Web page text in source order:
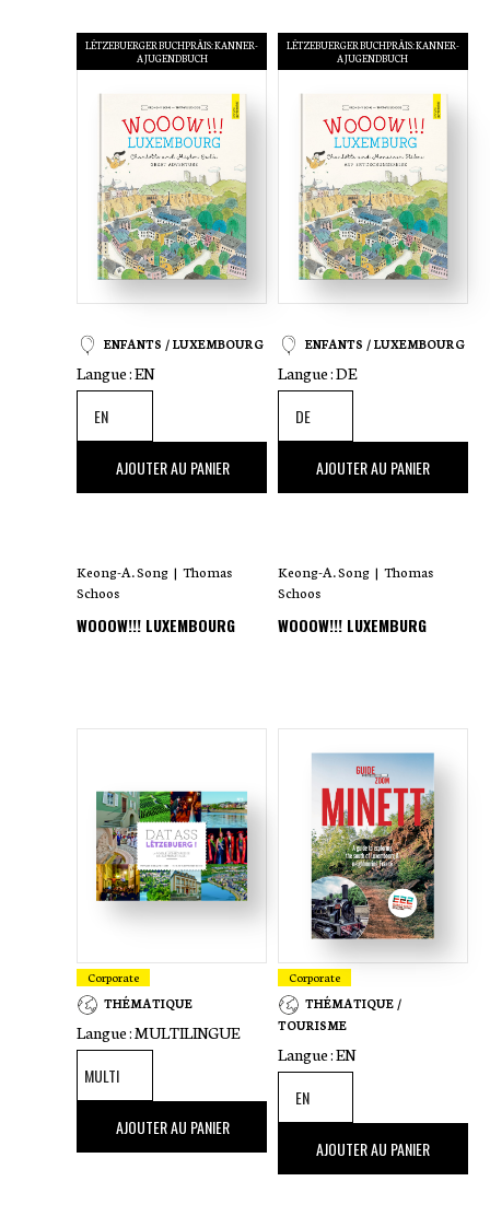
LËTZEBUERGER BUCHPRÄIS: KANNER-
A JUGENDBUCH
ENFANTS / LUXEMBOURG
Langue :EN
,00 €
AJOUTER AU PANIER
Keong-A. Song | Thomas
Schoos
WOOOW!!! LUXEMBOURG
LËTZEBUERGER BUCHPRÄIS: KANNER-
A JUGENDBUCH
ENFANTS / LUXEMBOURG
Langue :DE
,00 €
AJOUTER AU PANIER
Keong-A. Song | Thomas
Schoos
WOOOW!!! LUXEMBURG
Corporate
THÉMATIQUE
Langue :MULTILINGUE
,00 €
AJOUTER AU PANIER
Corporate
THÉMATIQUE /
TOURISME
Langue :EN
,50 €AJOUTER AU PANIER